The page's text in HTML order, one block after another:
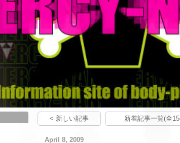
< 新しい記事 新着記事一覧(全
April 8, 2009